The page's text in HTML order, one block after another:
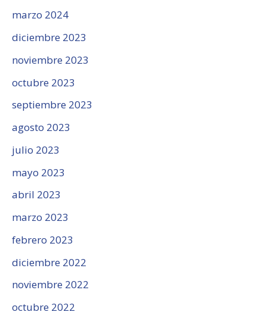
marzo 2024
diciembre 2023
noviembre 2023
octubre 2023
septiembre 2023
agosto 2023
julio 2023
mayo 2023
abril 2023
marzo 2023
febrero 2023
diciembre 2022
noviembre 2022
octubre 2022